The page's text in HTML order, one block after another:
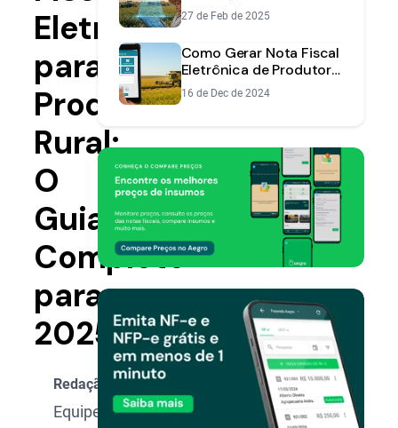
Eletrônica
para
Produtor
Rural:
O
Guia
Completo
para
2025
Redação Aegro
Equipe de
Completo para o
Produtor Rural
27 de Feb de 2025
Como Gerar Nota Fiscal
Eletrônica de Produtor
Rural: Um Guia
Completo
16 de Dec de 2024